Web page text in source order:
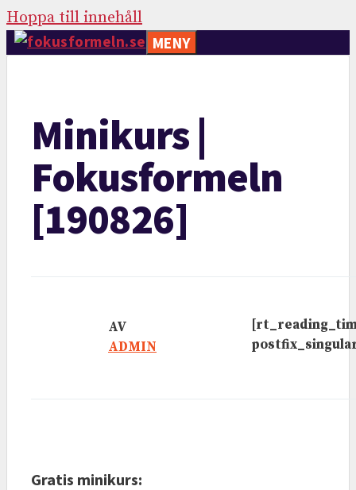
Hoppa till innehåll
MENY
Minikurs |
Fokusformeln
[190826]
AV
ADMIN
Gratis minikurs: